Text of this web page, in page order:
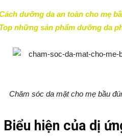
dưỡng da an toàn cho mẹ
Top những sản phẩm dưỡng da
Chăm sóc da mặt cho mẹ bầu
Biểu hiện của dị